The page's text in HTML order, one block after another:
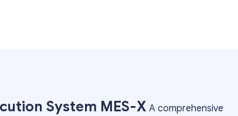
System MES-X A comprehensive